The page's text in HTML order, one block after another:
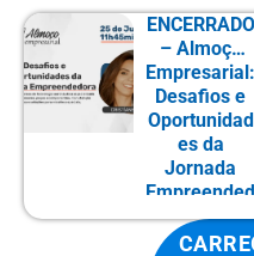
ENCERRADO
– Almoço
Empresarial:
Desafios e
Oportunidad
es da
Jornada
Empreended
ora